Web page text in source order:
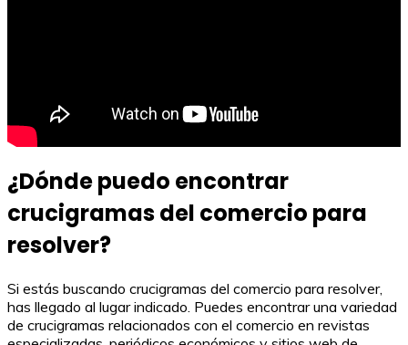
¿Dónde puedo encontrar
crucigramas del comercio para
resolver?
Si estás buscando crucigramas del comercio para resolver,
has llegado al lugar indicado. Puedes encontrar una variedad
de crucigramas relacionados con el comercio en revistas